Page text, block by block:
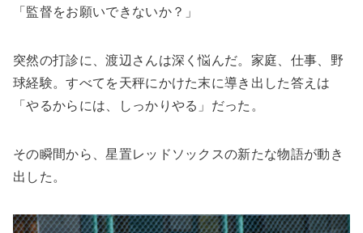
「監督をお願いできないか？」
突然の打診に、渡辺さんは深く悩んだ。家庭、仕事、野
球経験。すべてを天秤にかけた末に導き出した答えは
「やるからには、しっかりやる」だった。
その瞬間から、星置レッドソックスの新たな物語が動き
出した。